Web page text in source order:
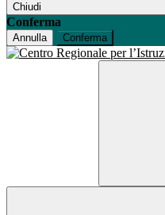
Chiudi
Conferma
Annulla Conferma